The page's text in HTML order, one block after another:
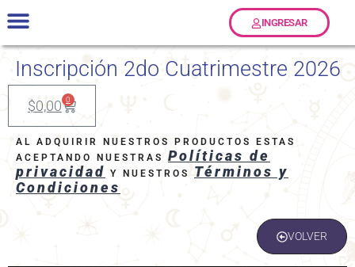
INGRESAR
Inscripción 2do Cuatrimestre 2026
$0,00 0
AL ADQUIRIR NUESTROS PRODUCTOS ESTAS
ACEPTANDO NUESTRAS Políticas de
privacidad Y NUESTROS Términos y
Condiciones
VOLVER